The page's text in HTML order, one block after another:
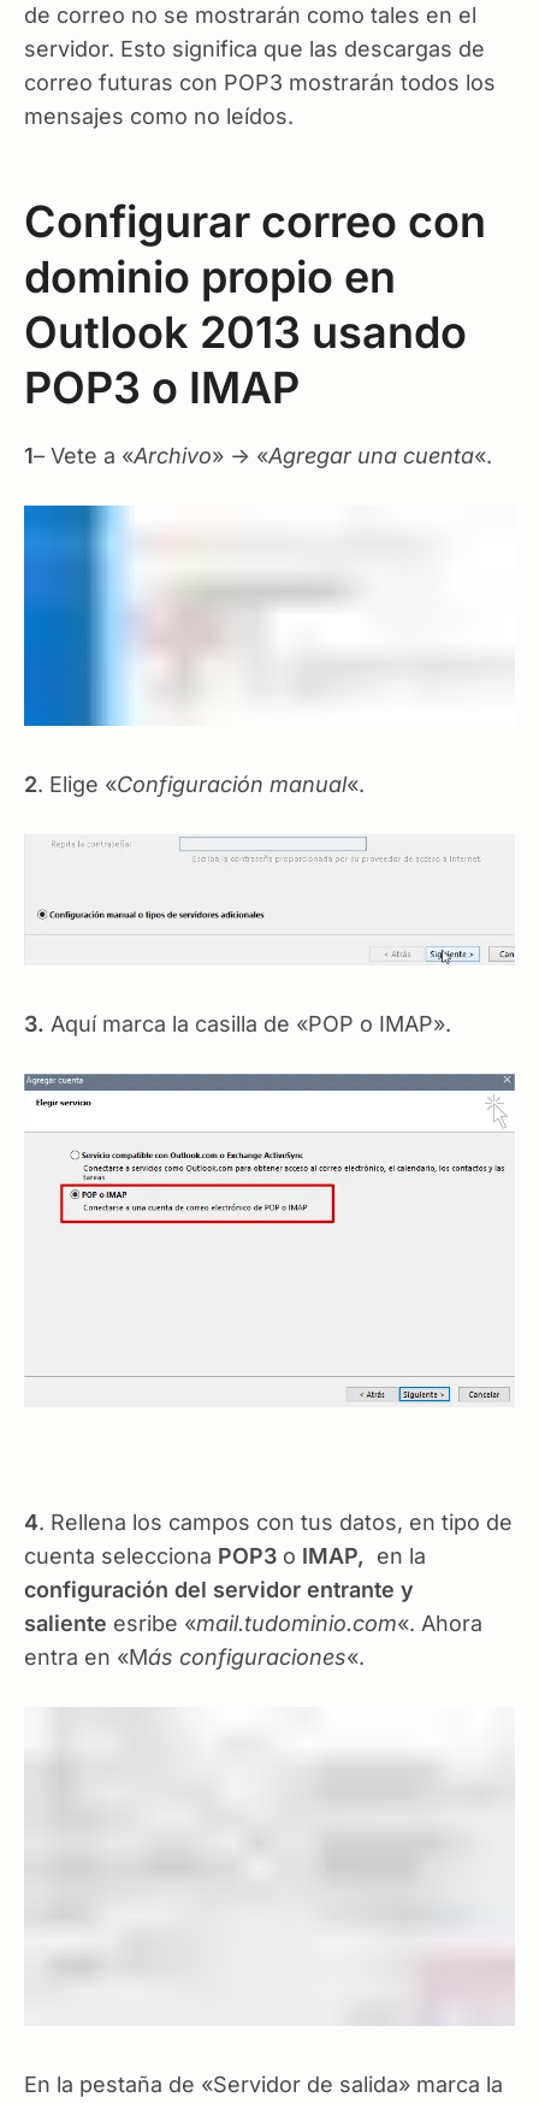
de correo no se mostrarán como tales en el
servidor. Esto significa que las descargas de
correo futuras con POP3 mostrarán todos los
mensajes como no leídos.
Configurar correo con
dominio propio en
Outlook 2013 usando
POP3 o IMAP
1– Vete a «Archivo» -> «Agregar una cuenta«.
2. Elige «Configuración manual«.
3. Aquí marca la casilla de «POP o IMAP».
4. Rellena los campos con tus datos, en tipo de
cuenta selecciona POP3 o IMAP, en la
configuración del servidor entrante y
saliente esribe «mail.tudominio.com«. Ahora
entra en «Más configuraciones«.
En la pestaña de «Servidor de salida» marca la